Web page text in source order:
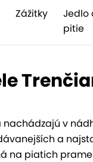
Zážitky
Jedlo
pitie
nachádzajú v
a
na piatich